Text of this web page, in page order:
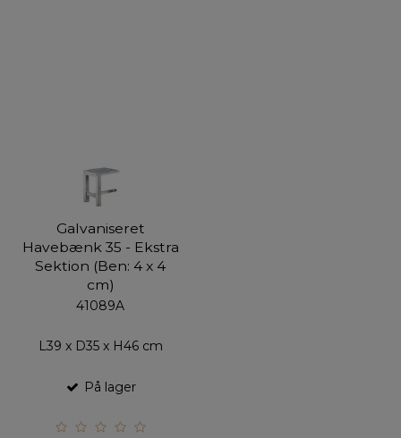
Galvaniseret
Havebænk 35 - Ekstra
Sektion (Ben: 4 x 4
cm)
41089A
L39 x D35 x H46 cm
På lager